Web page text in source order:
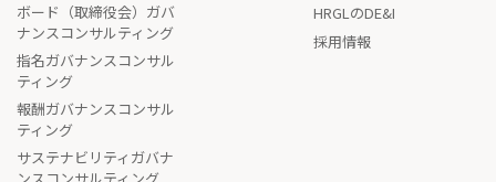
ボード（取締役会）ガバ
ナンスコンサルティング
指名ガバナンスコンサル
ティング
報酬ガバナンスコンサル
ティング
サステナビリティガバナ
HRGLのDE&I
採用情報